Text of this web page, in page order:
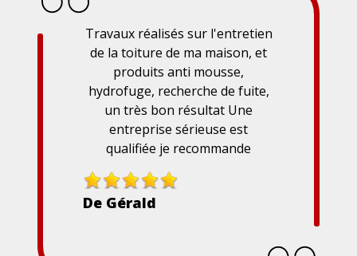
Travaux réalisés sur l'entretien
de la toiture de ma maison, et
produits anti mousse,
hydrofuge, recherche de fuite,
un très bon résultat Une
entreprise sérieuse est
qualifiée je recommande
De Gérald